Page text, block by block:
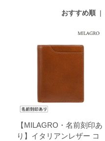
おすすめ順|
【MILAGRO・名前刻印あ
り】イタリアンレザー コ